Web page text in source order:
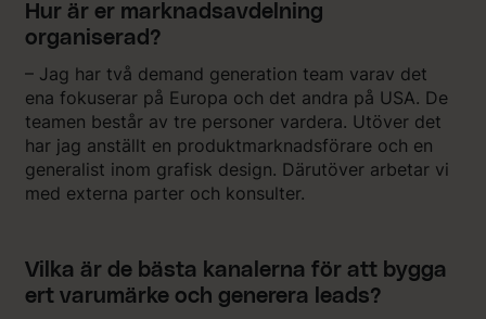
Hur är er marknadsavdelning
organiserad?
– Jag har två demand generation team varav det
ena fokuserar på Europa och det andra på USA. De
teamen består av tre personer vardera. Utöver det
har jag anställt en produktmarknadsförare och en
generalist inom grafisk design. Därutöver arbetar vi
med externa parter och konsulter.
Vilka är de bästa kanalerna för att bygga
ert varumärke och generera leads?